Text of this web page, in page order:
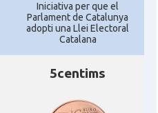
Iniciativa per que el
Parlament de Catalunya
adopti una Llei Electoral
Catalana
5centims